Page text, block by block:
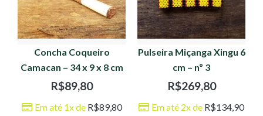
Concha Coqueiro
Camacan – 34 x 9 x 8 cm
R$89,80
Em até 1x de R$89,80
Pulseira Miçanga Xingu 6
cm – nº 3
R$269,80
Em até 2x de R$134,90